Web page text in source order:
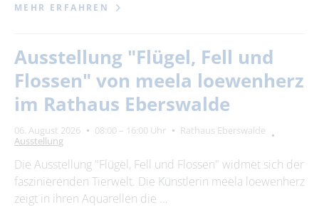
Zeitraum
von
Kategorie
MEHR ERFAHREN
Ausstellung "Flügel, Fell und
Flossen" von meela loewenherz
im Rathaus Eberswalde
06. August 2026 08:00 – 16:00 Uhr
Rathaus Eberswalde
Ausstellung
Die Ausstellung "Flügel, Fell und Flossen" widmet sich der
faszinierenden Tierwelt. Die Künstlerin meela loewenherz
zeigt in ihren Aquarellen die …